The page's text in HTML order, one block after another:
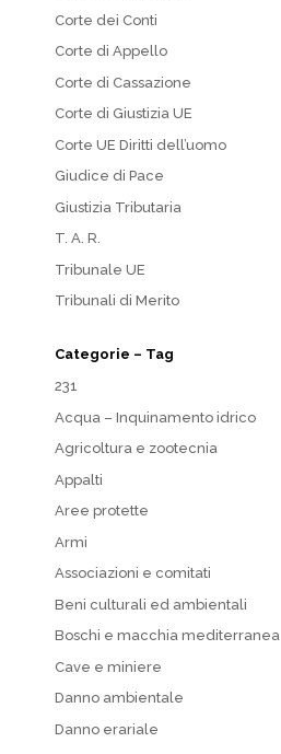
Corte dei Conti
Corte di Appello
Corte di Cassazione
Corte di Giustizia UE
Corte UE Diritti dell’uomo
Giudice di Pace
Giustizia Tributaria
T. A. R.
Tribunale UE
Tribunali di Merito
Categorie – Tag
231
Acqua – Inquinamento idrico
Agricoltura e zootecnia
Appalti
Aree protette
Armi
Associazioni e comitati
Beni culturali ed ambientali
Boschi e macchia mediterranea
Cave e miniere
Danno ambientale
Danno erariale